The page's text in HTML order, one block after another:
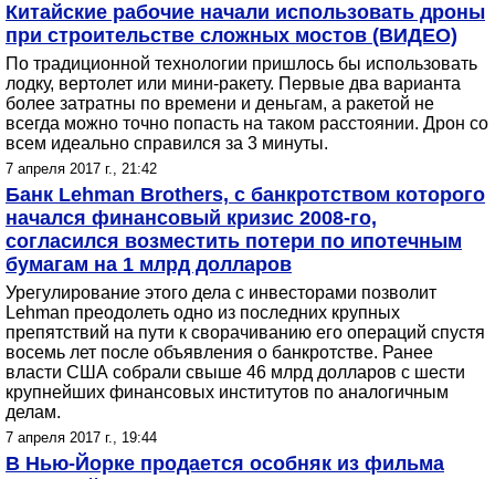
Китайские рабочие начали использовать дроны
при строительстве сложных мостов (ВИДЕО)
По традиционной технологии пришлось бы использовать
лодку, вертолет или мини-ракету. Первые два варианта
более затратны по времени и деньгам, а ракетой не
всегда можно точно попасть на таком расстоянии. Дрон со
всем идеально справился за 3 минуты.
7 апреля 2017 г., 21:42
Банк Lehman Brothers, с банкротством которого
начался финансовый кризис 2008-го,
согласился возместить потери по ипотечным
бумагам на 1 млрд долларов
Урегулирование этого дела с инвесторами позволит
Lehman преодолеть одно из последних крупных
препятствий на пути к сворачиванию его операций спустя
восемь лет после объявления о банкротстве. Ранее
власти США собрали свыше 46 млрд долларов с шести
крупнейших финансовых институтов по аналогичным
делам.
7 апреля 2017 г., 19:44
В Нью-Йорке продается особняк из фильма